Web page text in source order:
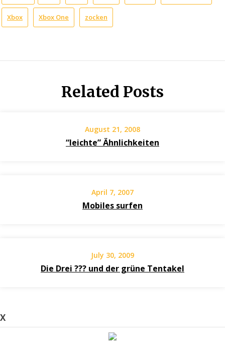
Xbox Xbox One zocken
Related Posts
August 21, 2008
“leichte” Ähnlichkeiten
April 7, 2007
Mobiles surfen
July 30, 2009
Die Drei ??? und der grüne Tentakel
X